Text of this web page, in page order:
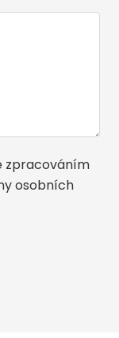
zpracováním
osobních